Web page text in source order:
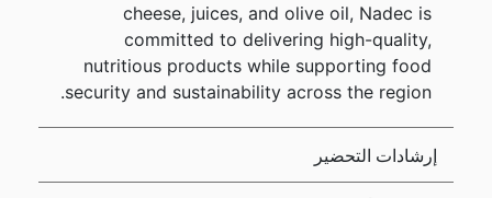
cheese, juices, and olive oil, Nadec is
committed to delivering high-quality,
nutritious products while supporting food
security and sustainability across the region.
إرشادات التحضير